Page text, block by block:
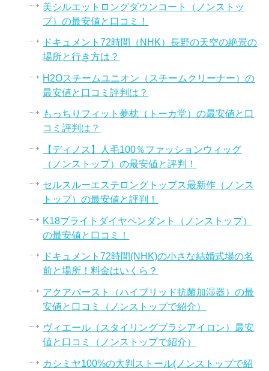
美シルエットロングダウンコート（ノンストッ
プ）の最安値と口コミ！
ドキュメント72時間（NHK）長野の天空の絶景の
場所と行き方は？
H2Oスチームユニオン（スチームクリーナー）の
最安値と口コミ評判は？
もっちりフィット夢枕（トーカ堂）の最安値と口
コミ評判は？
【ディノス】人毛100％ファッションウィッグ
（ノンストップ）の最安値と評判！
セルスルーエステロングトップス最新作（ノンス
トップ）の最安値と評判！
K18ブライトダイヤペンダント（ノンストップ）
の最安値と口コミ！
ドキュメント72時間(NHK)の小さな結婚式場の名
前と場所！料金はいくら？
アクアバースト（ハイブリッド抗菌加湿器）の最
安値と口コミ（ノンストップで紹介）
ヴィエール（スタイリングブラシアイロン）最安
値と口コミ（ノンストップで紹介）
カシミヤ100%の大判ストール(ノンストップで紹